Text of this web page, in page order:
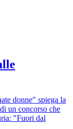
donne" spiega la
un concorso che
"Fuori dal